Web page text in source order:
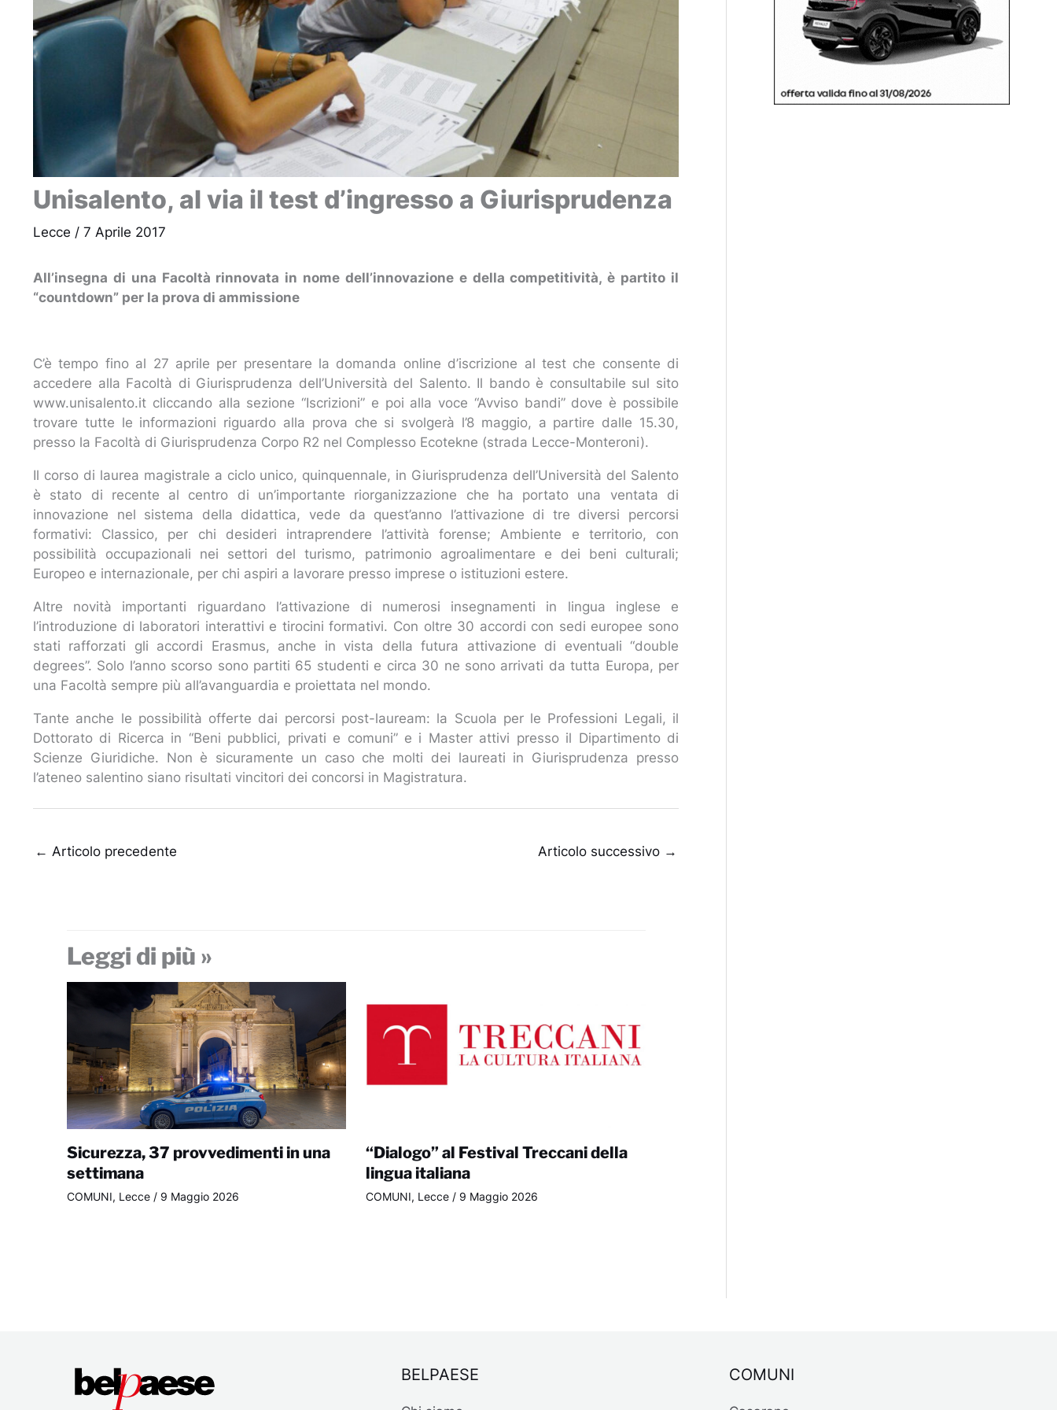
Unisalento, al via il test d’ingresso a Giurisprudenza
Lecce / 7 Aprile 2017
All’insegna di una Facoltà rinnovata in nome dell’innovazione e della competitività, è partito il
“countdown” per la prova di ammissione
C’è tempo fino al 27 aprile per presentare la domanda online d’iscrizione al test che consente di
accedere alla Facoltà di Giurisprudenza dell’Università del Salento. Il bando è consultabile sul sito
www.unisalento.it cliccando alla sezione “Iscrizioni” e poi alla voce “Avviso bandi” dove è possibile
trovare tutte le informazioni riguardo alla prova che si svolgerà l’8 maggio, a partire dalle 15.30,
presso la Facoltà di Giurisprudenza Corpo R2 nel Complesso Ecotekne (strada Lecce-Monteroni).
Il corso di laurea magistrale a ciclo unico, quinquennale, in Giurisprudenza dell’Università del Salento
è stato di recente al centro di un’importante riorganizzazione che ha portato una ventata di
innovazione nel sistema della didattica, vede da quest’anno l’attivazione di tre diversi percorsi
formativi: Classico, per chi desideri intraprendere l’attività forense; Ambiente e territorio, con
possibilità occupazionali nei settori del turismo, patrimonio agroalimentare e dei beni culturali;
Europeo e internazionale, per chi aspiri a lavorare presso imprese o istituzioni estere.
Altre novità importanti riguardano l’attivazione di numerosi insegnamenti in lingua inglese e
l’introduzione di laboratori interattivi e tirocini formativi. Con oltre 30 accordi con sedi europee sono
stati rafforzati gli accordi Erasmus, anche in vista della futura attivazione di eventuali “double
degrees”. Solo l’anno scorso sono partiti 65 studenti e circa 30 ne sono arrivati da tutta Europa, per
una Facoltà sempre più all’avanguardia e proiettata nel mondo.
Tante anche le possibilità offerte dai percorsi post-lauream: la Scuola per le Professioni Legali, il
Dottorato di Ricerca in “Beni pubblici, privati e comuni” e i Master attivi presso il Dipartimento di
Scienze Giuridiche. Non è sicuramente un caso che molti dei laureati in Giurisprudenza presso
l’ateneo salentino siano risultati vincitori dei concorsi in Magistratura.
← Articolo precedente Articolo successivo →
Leggi di più »
Sicurezza, 37 provvedimenti in una
settimana
COMUNI, Lecce/ 9 Maggio 2026
“Dialogo” al Festival Treccani della
lingua italiana
COMUNI, Lecce / 9 Maggio 2026
BELPAESE COMUNI